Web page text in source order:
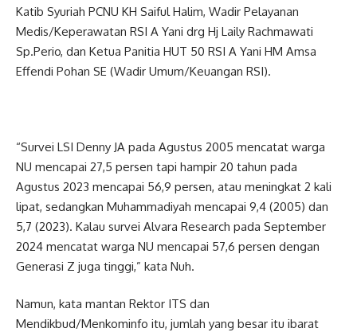
Katib Syuriah PCNU KH Saiful Halim, Wadir Pelayanan
Medis/Keperawatan RSI A Yani drg Hj Laily Rachmawati
Sp.Perio, dan Ketua Panitia HUT 50 RSI A Yani HM Amsa
Effendi Pohan SE (Wadir Umum/Keuangan RSI).
“Survei LSI Denny JA pada Agustus 2005 mencatat warga
NU mencapai 27,5 persen tapi hampir 20 tahun pada
Agustus 2023 mencapai 56,9 persen, atau meningkat 2 kali
lipat, sedangkan Muhammadiyah mencapai 9,4 (2005) dan
5,7 (2023). Kalau survei Alvara Research pada September
2024 mencatat warga NU mencapai 57,6 persen dengan
Generasi Z juga tinggi,” kata Nuh.
Namun, kata mantan Rektor ITS dan
Mendikbud/Menkominfo itu, jumlah yang besar itu ibarat